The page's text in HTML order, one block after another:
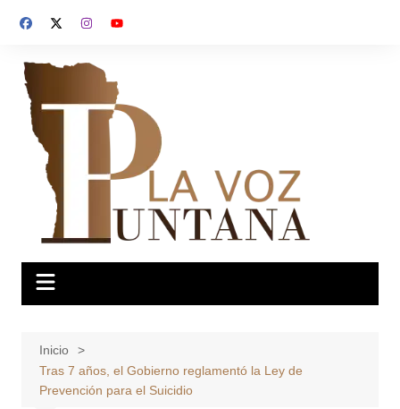
Inicio
Tras 7 años, el Gobierno reglamentó la Ley de
Prevención para el Suicidio